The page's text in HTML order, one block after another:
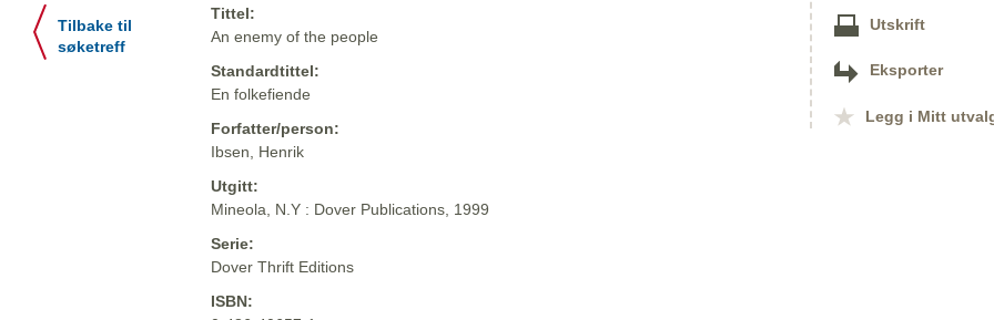
Tilbake til
søketreff
Tittel:
An enemy of the people
Standardtittel:
En folkefiende
Forfatter/person:
Ibsen, Henrik
Utgitt:
Mineola, N.Y : Dover Publications, 1999
Serie:
Dover Thrift Editions
ISBN:
Utskrift
Eksporter
Legg i Mitt